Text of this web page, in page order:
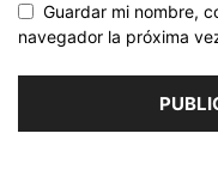
Guardar mi nombre,
navegador la próxima